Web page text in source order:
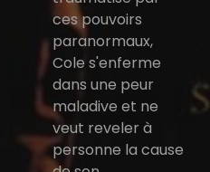
ces pouvoirs
paranormaux,
Cole s'enferme
dans une peur
maladive et ne
veut reveler à
personne la cause